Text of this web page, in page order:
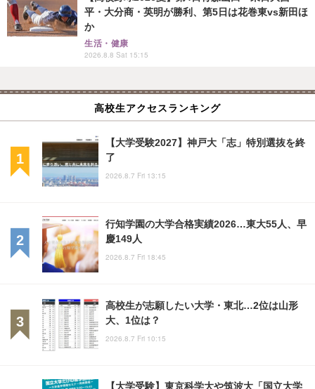
平・大分商・英明が勝利、第5日は花巻東vs新田ほ
か
生活・健康
2026.8.8 Sat 15:15
高校生アクセスランキング
【大学受験2027】神戸大「志」特別選抜を終
了
2026.8.7 Fri 13:15
行知学園の大学合格実績2026…東大55人、早
慶149人
2026.8.7 Fri 18:45
高校生が志願したい大学・東北…2位は山形
大、1位は？
2026.8.7 Fri 10:15
【大学受験】東京科学大や筑波大「国立大学